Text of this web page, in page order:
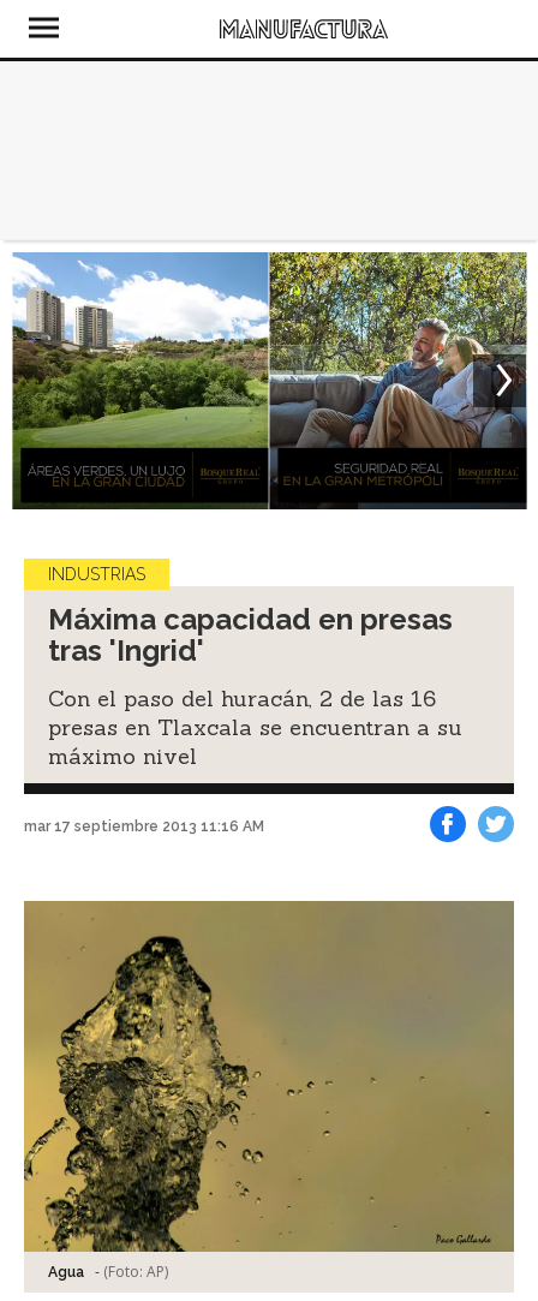
INDUSTRIAS
Máxima capacidad en presas
tras 'Ingrid'
Con el paso del huracán, 2 de las 16
presas en Tlaxcala se encuentran a su
máximo nivel
mar 17 septiembre 2013 11:16 AM
Agua - (Foto: AP)